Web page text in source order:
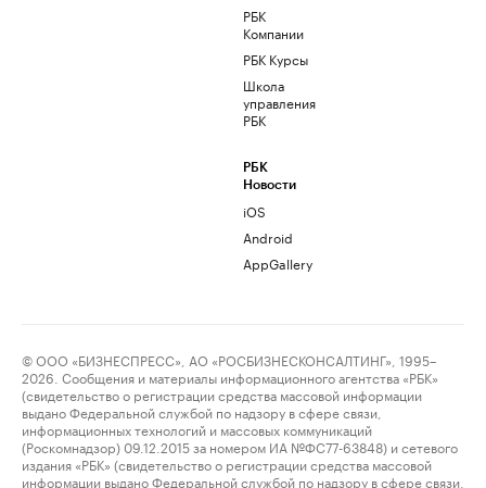
РБК
Компании
РБК Курсы
Школа
управления
РБК
РБК
Новости
iOS
Android
AppGallery
© ООО «БИЗНЕСПРЕСС», АО «РОСБИЗНЕСКОНСАЛТИНГ», 1995–
2026. Сообщения и материалы информационного агентства «РБК»
(свидетельство о регистрации средства массовой информации
выдано Федеральной службой по надзору в сфере связи,
информационных технологий и массовых коммуникаций
(Роскомнадзор) 09.12.2015 за номером ИА №ФС77-63848) и сетевого
издания «РБК» (свидетельство о регистрации средства массовой
информации выдано Федеральной службой по надзору в сфере связи,